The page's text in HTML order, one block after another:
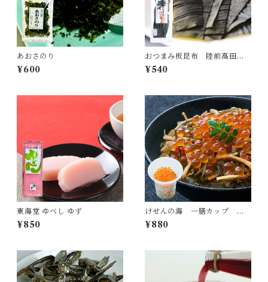
あおさのり
¥600
おつまみ板昆布 陸前高田発
三陸産こんぶ使用
¥540
東海堂 ゆべし ゆず
¥850
けせんの海 一膳カップ い
くら松前
¥880